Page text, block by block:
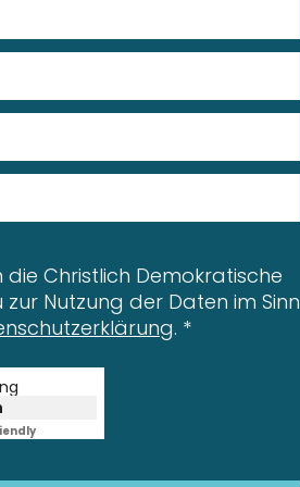
Christlich Demokratische
Nutzung der Daten im Sinn
. *